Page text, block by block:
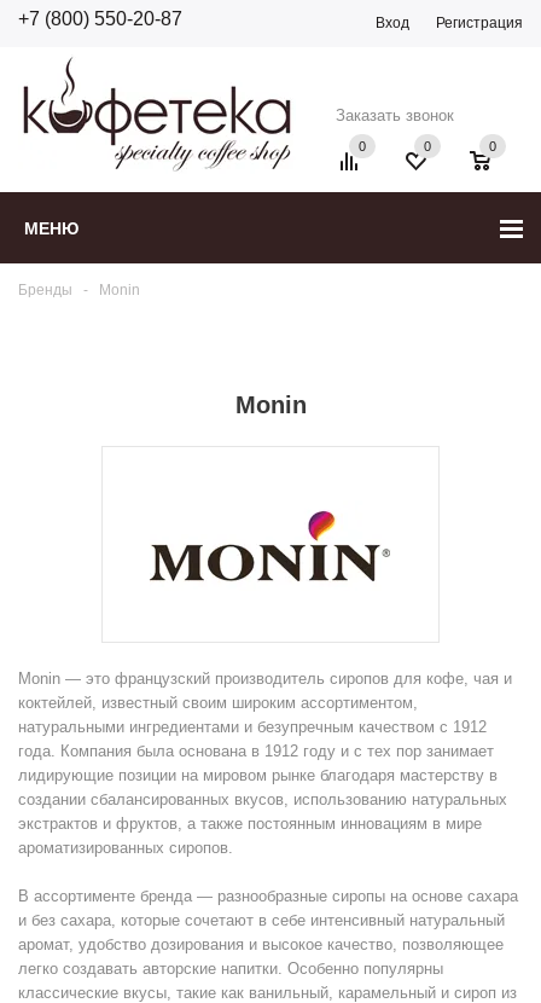
+7 (800) 550-20-87 Вход Регистрация
МЕНЮ
Заказать звонок
0 0
0
Бренды - Monin
Monin
Monin — это французский производитель сиропов для кофе, чая и
коктейлей, известный своим широким ассортиментом,
натуральными ингредиентами и безупречным качеством с 1912
года. Компания была основана в 1912 году и с тех пор занимает
лидирующие позиции на мировом рынке благодаря мастерству в
создании сбалансированных вкусов, использованию натуральных
экстрактов и фруктов, а также постоянным инновациям в мире
ароматизированных сиропов.
В ассортименте бренда — разнообразные сиропы на основе сахара
и без сахара, которые сочетают в себе интенсивный натуральный
аромат, удобство дозирования и высокое качество, позволяющее
легко создавать авторские напитки. Особенно популярны
классические вкусы, такие как ванильный, карамельный и сироп из